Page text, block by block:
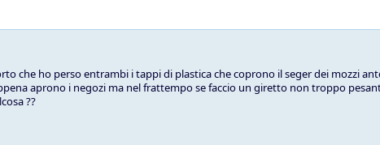
che ho perso entrambi i tappi di plastica che coprono il seger dei mozzi
aprono i negozi ma nel frattempo se faccio un giretto non troppo
??